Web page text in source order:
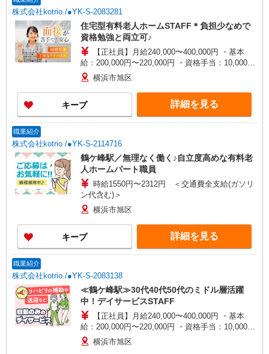
株式会社kotrio /●YK-S-2083281
住宅型有料老人ホームSTAFF＊負担少なめで
資格勉強と両立可♪
【正社員】月給240,000〜400,000円 ・基本
給：200,000円〜220,000円 ・資格手当：10,000〜
30,000円 ・役職手当：10,000〜70,000円 ・処遇改
善手当：20,000〜60,000円（勤続年数、保有資格
により変動） ・固定残業手当：20,000円（10時
間） ※固定残業時間を超過する場合には超過勤務
手当として別途支給 ・夜勤手当：10,000円/1回
歓迎 ・認知症介護基礎研修 ・初任者研修 ・実務
者研修 ・介護福祉士 など
横浜市旭区
キープ 詳細を見る
職業紹介
株式会社kotrio /●YK-S-2114716
鶴ケ峰駅／無理なく働く♪自立度高めな有料老
人ホームパート職員
時給1550円〜2312円 ＜交通費全支給(ガソリ
ン代含む)＞
横浜市旭区
キープ 詳細を見る
職業紹介
株式会社kotrio /●YK-S-2083138
≪鶴ケ峰駅≫30代40代50代のミドル層活躍
中！デイサービスSTAFF
【正社員】月給240,000〜400,000円 ・基本
給：200,000円〜220,000円 ・資格手当：10,000〜
30,000円 ・役職手当：10,000〜70,000円 ・処遇改
善手当：20,000〜60,000円（勤続年数、保有資格
横浜市旭区